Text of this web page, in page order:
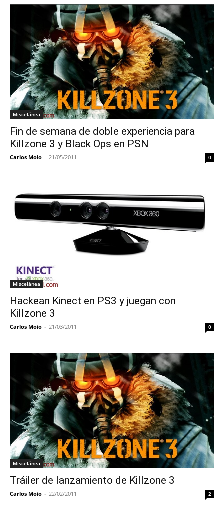
Miscelánea
Fin de semana de doble experiencia para
Killzone 3 y Black Ops en PSN
Carlos Moio - 21/05/2011 0
Miscelánea
Hackean Kinect en PS3 y juegan con
Killzone 3
Carlos Moio - 21/03/2011 0
Miscelánea
Tráiler de lanzamiento de Killzone 3
Carlos Moio - 22/02/2011 2